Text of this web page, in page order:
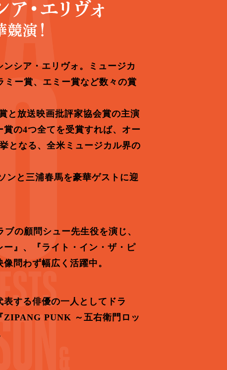
シア・エリヴォ。ミュージカ
ミー賞、エミー賞など数々の賞
と放送映画批評家協会賞の主演
の4つ全てを受賞すれば、オー
となる、全米ミュージカル界の
ンと三浦春馬を豪華ゲストに迎
の顧問シュー先生役を演じ、
』、『ライト・イン・ザ・ピ
問わず幅広く活躍中。
する俳優の一人としてドラ
PUNK ～五右衛門ロッ